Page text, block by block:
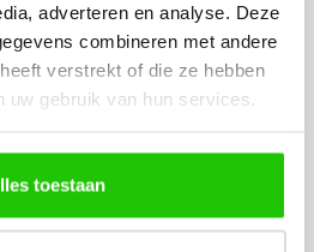
adverteren en analyse. Deze
combineren met andere
verstrekt of die ze hebben
gebruik van hun services.
toestaan
GU10